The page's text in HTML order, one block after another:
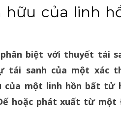
hữu của linh
biệt với thuyết tái
tái sanh của một xác
của một linh hồn bất tử
hoặc phát xuất từ một